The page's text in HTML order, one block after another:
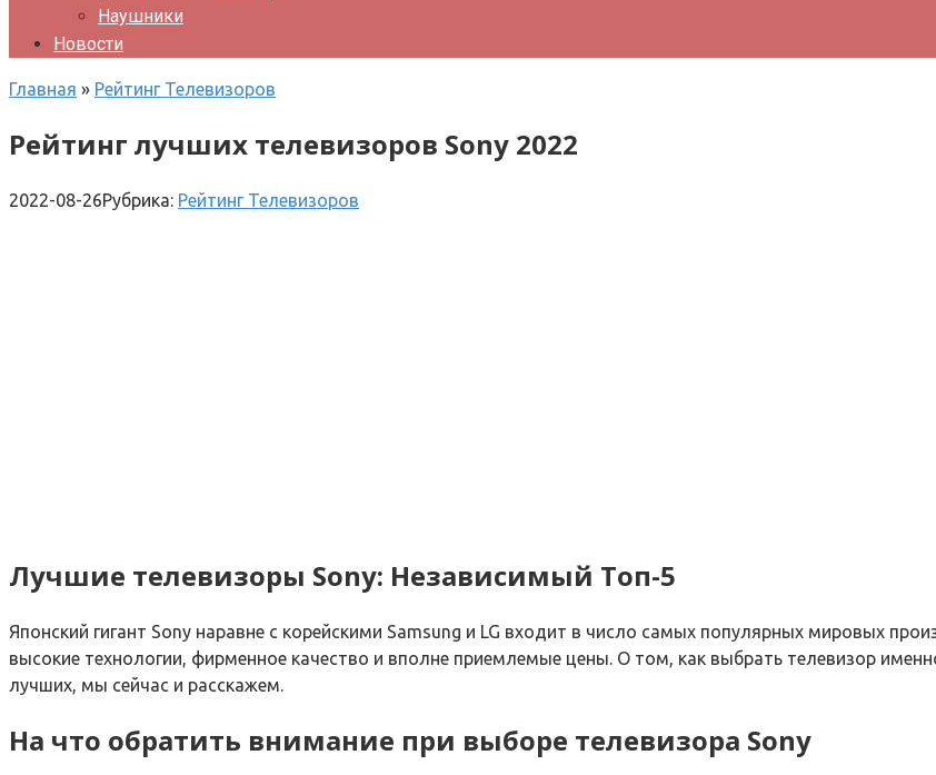
Наушники
Новости
Главная » Рейтинг Телевизоров
Рейтинг лучших телевизоров Sony 2022
2022-08-26Рубрика: Рейтинг Телевизоров
Лучшие телевизоры Sony: Независимый Топ-5
Японский гигант Sony наравне с корейскими Samsung и LG входит в число самых популярных мировых
высокие технологии, фирменное качество и вполне приемлемые цены. О том, как выбрать телевизор
лучших, мы сейчас и расскажем.
На что обратить внимание при выборе телевизора Sony